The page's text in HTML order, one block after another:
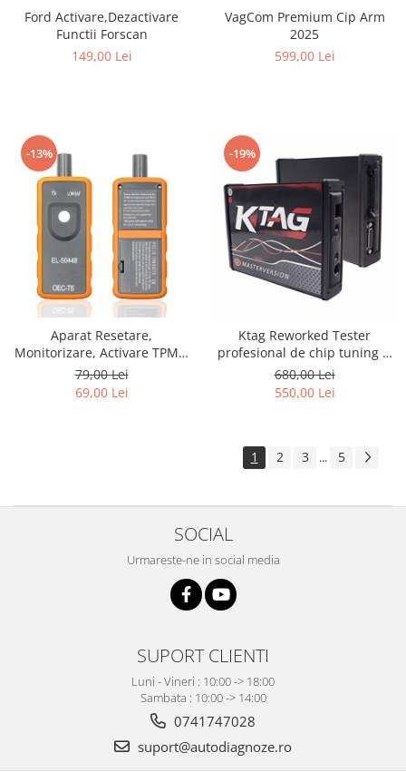
Ford Activare,Dezactivare
Functii Forscan
149,00 Lei
VagCom Premium Cip Arm
2025
599,00 Lei
-13%
Aparat Resetare,
Monitorizare, Activare TPMS,
Senzor Presiune, GM Opel
79,00 Lei
69,00 Lei
-19%
Ktag Reworked Tester
profesional de chip tuning si
programare auto
680,00 Lei
550,00 Lei
1 2 3 ... 5
SOCIAL
Urmareste-ne in social media
SUPORT CLIENTI
Luni - Vineri : 10:00 -> 18:00
Sambata : 10:00 -> 14:00
0741747028
suport@autodiagnoze.ro